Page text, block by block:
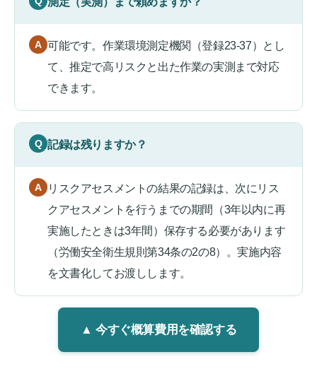
可能です。作業環境測定機関（登録23-37）とし
て、推定で高リスクと出た作業の実測まで対応
できます。
記録は残りますか？
リスクアセスメントの結果の記録は、次にリス
クアセスメントを行うまでの期間（3年以内に再
実施したときは3年間）保存する必要があります
（労働安全衛生規則第34条の2の8）。実施内容
を文書化してお渡しします。
▲ 今すぐ概算費用を確認する